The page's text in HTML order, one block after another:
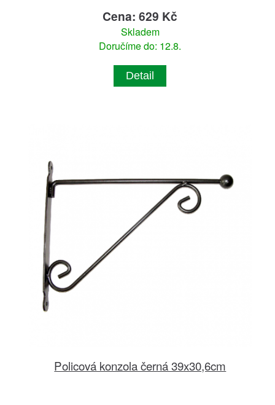
Cena: 629 Kč
Skladem
Doručíme do: 12.8.
Detail
Policová konzola černá 39x30,6cm